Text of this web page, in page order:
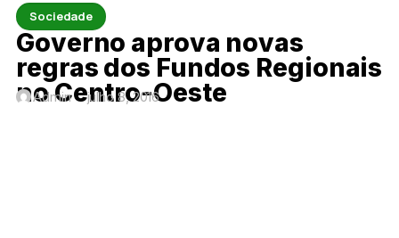
Sociedade
Governo aprova novas
regras dos Fundos Regionais
no Centro-Oeste
Admin julho 8, 2016